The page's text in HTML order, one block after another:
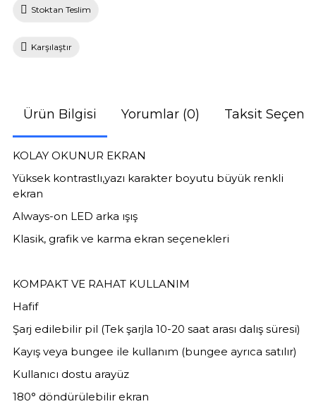
Stoktan Teslim
Karşılaştır
Ürün Bilgisi Yorumlar (0) Taksit
KOLAY OKUNUR EKRAN
Yüksek kontrastlı,yazı karakter boyutu büyük renkli
ekran
Always-on LED arka ışış
Klasik, grafik ve karma ekran seçenekleri
KOMPAKT VE RAHAT KULLANIM
Hafif
Şarj edilebilir pil (Tek şarjla 10-20 saat arası dalış süresi)
Kayış veya bungee ile kullanım (bungee ayrıca satılır)
Kullanıcı dostu arayüz
180° döndürülebilir ekran